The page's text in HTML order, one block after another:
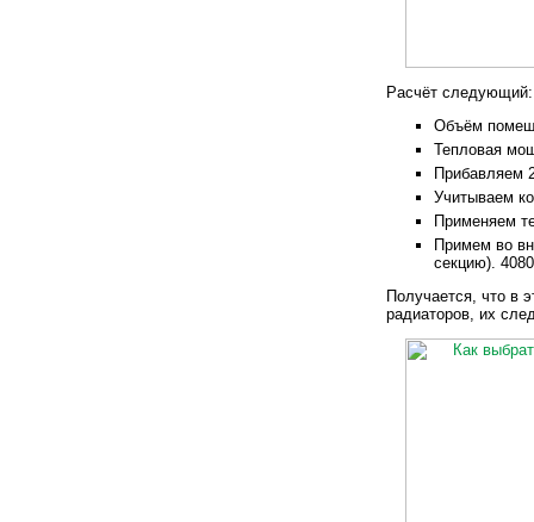
Расчёт следующий:
Объём
Тепловая
Прибавляем
Учитываем
Применяем
Примем во
секцию).
Получается, что в
радиаторов, их